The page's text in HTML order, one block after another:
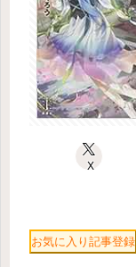
X
お気に入り記事登録